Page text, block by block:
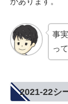
事
っ
2021-22シ